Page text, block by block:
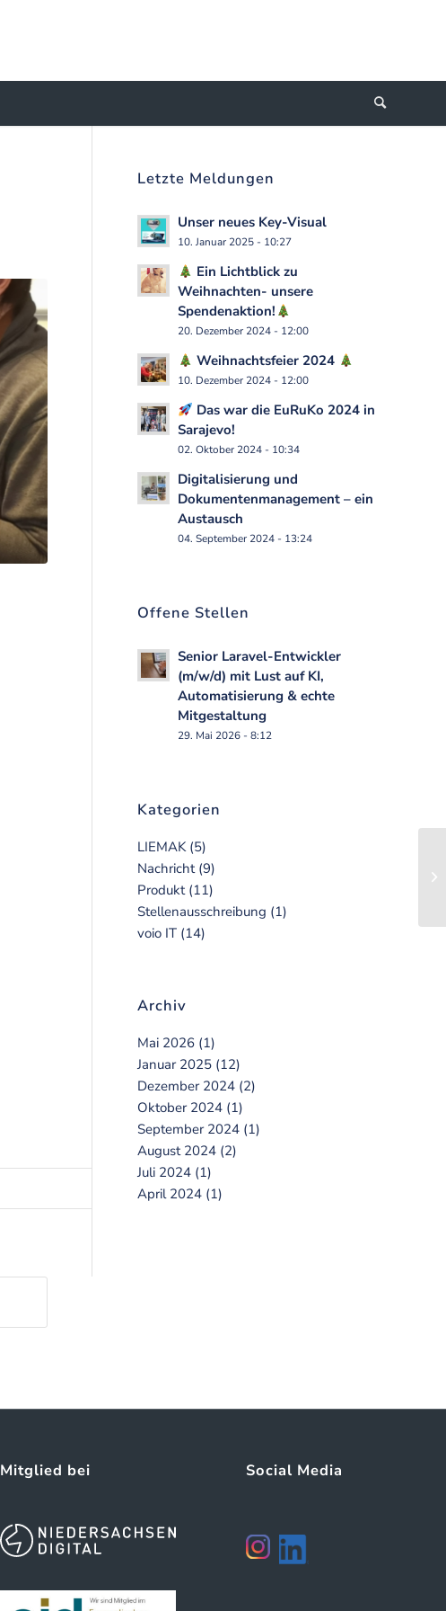
Letzte Meldungen
Unser neues Key-Visual
10. Januar 2025 - 10:27
Ein Lichtblick zu
Weihnachten- unsere
Spendenaktion!
20. Dezember 2024 - 12:00
Weihnachtsfeier 2024
10. Dezember 2024 - 12:00
Das war die EuRuKo 2024 in
Sarajevo!
02. Oktober 2024 - 10:34
Digitalisierung und
Dokumentenmanagement – ein
Austausch
04. September 2024 - 13:24
Offene Stellen
Senior Laravel-Entwickler
(m/w/d) mit Lust auf KI,
Automatisierung & echte
Mitgestaltung
29. Mai 2026 - 8:12
Kategorien
LIEMAK(5)
Nachricht(9)
Produkt(11)
Stellenausschreibung (1)
voio IT (14)
Archiv
Mai 2026 (1)
Januar 2025 (12)
Dezember 2024 (2)
Oktober 2024 (1)
September 2024 (1)
August 2024 (2)
Juli 2024 (1)
April 2024 (1)
Mitglied bei Social Media